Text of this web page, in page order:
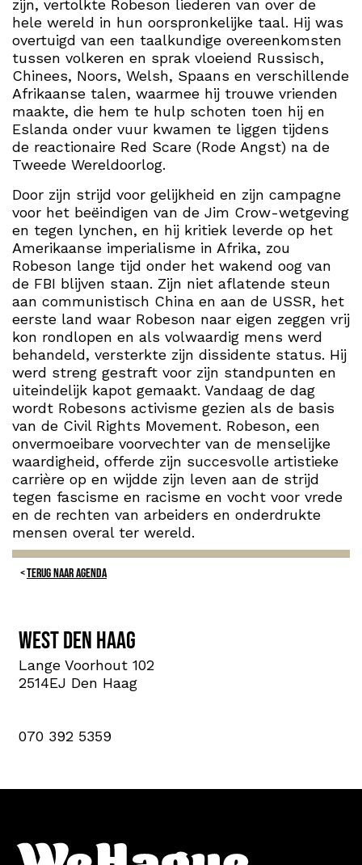
zijn, vertolkte Robeson liederen van over de
hele wereld in hun oorspronkelijke taal. Hij was
overtuigd van een taalkundige overeenkomsten
tussen volkeren en sprak vloeiend Russisch,
Chinees, Noors, Welsh, Spaans en verschillende
Afrikaanse talen, waarmee hij trouwe vrienden
maakte, die hem te hulp schoten toen hij en
Eslanda onder vuur kwamen te liggen tijdens
de reactionaire Red Scare (Rode Angst) na de
Tweede Wereldoorlog.
Door zijn strijd voor gelijkheid en zijn campagne
voor het beëindigen van de Jim Crow-wetgeving
en tegen lynchen, en hij kritiek leverde op het
Amerikaanse imperialisme in Afrika, zou
Robeson lange tijd onder het wakend oog van
de FBI blijven staan. Zijn niet aflatende steun
aan communistisch China en aan de USSR, het
eerste land waar Robeson naar eigen zeggen vrij
kon rondlopen en als volwaardig mens werd
behandeld, versterkte zijn dissidente status. Hij
werd streng gestraft voor zijn standpunten en
uiteindelijk kapot gemaakt. Vandaag de dag
wordt Robesons activisme gezien als de basis
van de Civil Rights Movement. Robeson, een
onvermoeibare voorvechter van de menselijke
waardigheid, offerde zijn succesvolle artistieke
carrière op en wijdde zijn leven aan de strijd
tegen fascisme en racisme en vocht voor vrede
en de rechten van arbeiders en onderdrukte
mensen overal ter wereld.
TERUG NAAR AGENDA
West Den Haag
Lange Voorhout 102
2514EJ Den Haag
070 392 5359